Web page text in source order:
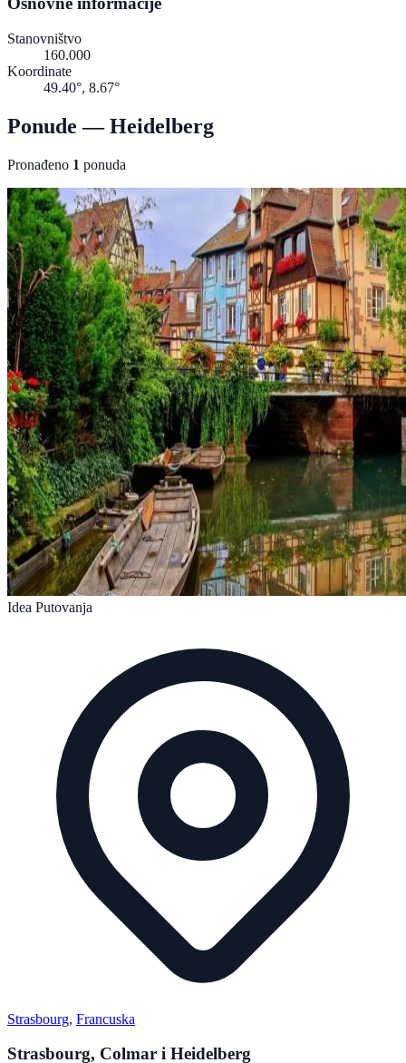
Stanovništvo
160.000
Koordinate
49.40°, 8.67°
Ponude — Heidelberg
Pronađeno 1 ponuda
Idea Putovanja
Strasbourg, Francuska
Strasbourg, Colmar i Heidelberg